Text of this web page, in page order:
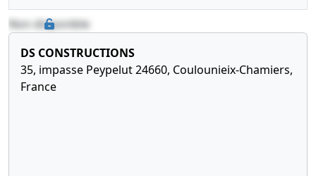
Non disponible
DS CONSTRUCTIONS
35, impasse Peypelut 24660, Coulounieix-Chamiers,
France